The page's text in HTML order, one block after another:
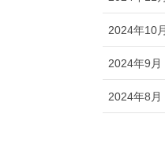
2024年10月
2024年9月
2024年8月